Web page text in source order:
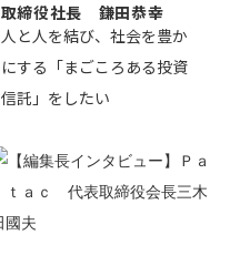
取締役社長 鎌田恭幸
人と人を結び、社会を豊か
にする「まごころある投資
信託」をしたい